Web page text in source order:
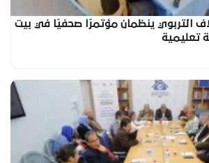
التربوي ينظمان مؤتمرًا صحفيًا في بيت
تعليمية